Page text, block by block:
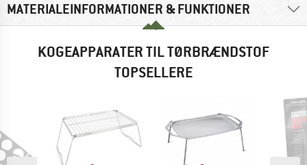
MATERIALEINFORMATIONER & FUNKTIONER
KOGEAPPARATER TIL TØRBRÆNDSTOF
TOPSELLERE